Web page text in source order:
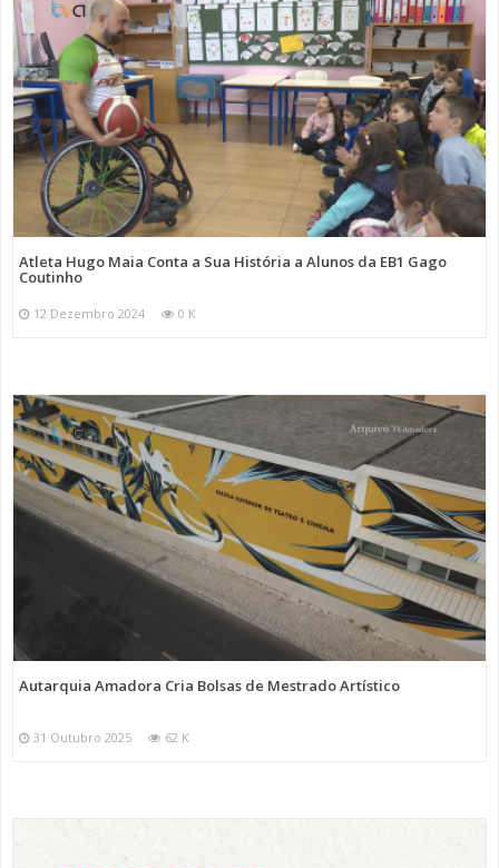
Atleta Hugo Maia Conta a Sua História a Alunos da EB1 Gago
Coutinho
12 Dezembro 2024 0 K
Autarquia Amadora Cria Bolsas de Mestrado Artístico
31 Outubro 2025 62 K